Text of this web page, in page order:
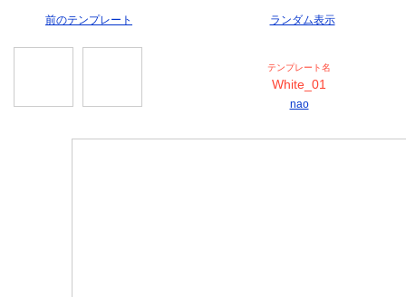
前のテンプレート ランダム表示
テンプレート名
White_01
nao